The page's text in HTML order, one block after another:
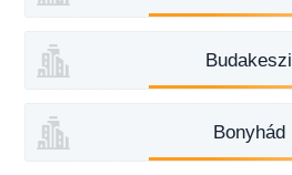
Budakeszi
Bonyhád